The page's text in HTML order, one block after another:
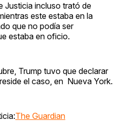
Justicia incluso trató de
este estaba en la
que no podía ser
estaba en oficio.
Trump tuvo que declarar
el caso, en Nueva York.
The Guardian